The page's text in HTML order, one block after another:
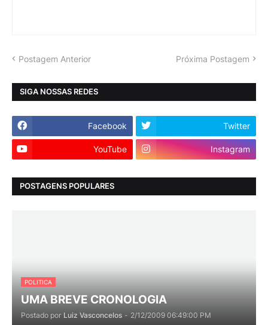
Postagem Anterior Próxima Postagem
SIGA NOSSAS REDES
Facebook Twitter
YouTube Instagram
POSTAGENS POPULARES
POLITICA
UMA BREVE CRONOLOGIA
Postado por Luiz Vasconcelos - 2/12/2009 06:49:00 PM